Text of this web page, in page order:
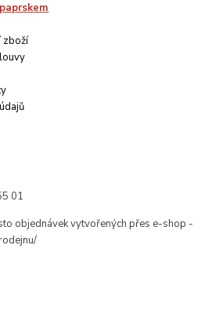
zboží
01
objednávek vytvořených přes e-shop -